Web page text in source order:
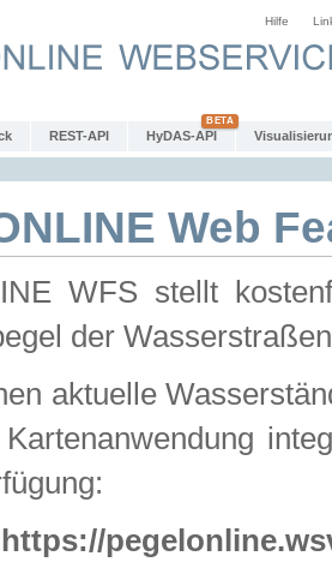
Hilfe
REST-API HyDAS-API
Web
WFS stellt
der
aktuelle
https://